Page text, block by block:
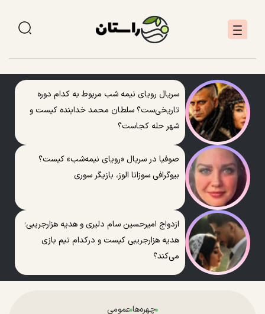
سریال رویای نیمه شب مربوط به کدام دوره
تاریخی‌ست؟ سلطان محمد خدابنده کیست و
شهر حله کجاست؟
صوفیا در سریال «رویای نیمه‌شب» کیست؟
بیوگرافی سوزانا الوز، بازیگر سوری
ازدواج امیرحسین سام دلیری و هدیه هزارجریبی؛
هدیه هزارجریبی کیست و درکدام تیم بازی
می‌کند؟
چهره‌هاعمومی